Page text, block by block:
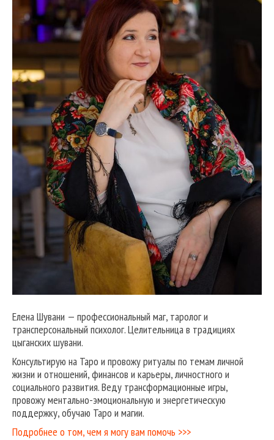
Елена Шувани — профессиональный маг, таролог и
трансперсональный психолог. Целительница в традициях
цыганских шувани.
Консультирую на Таро и провожу ритуалы по темам личной
жизни и отношений, финансов и карьеры, личностного и
социального развития. Веду трансформационные игры,
провожу ментально-эмоциональную и энергетическую
поддержку, обучаю Таро и магии.
Подробнее о том, чем я могу вам помочь >>>